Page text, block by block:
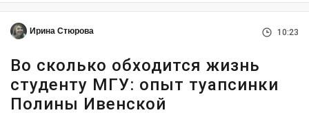
Ирина Стюрова 10:23
Во сколько обходится жизнь
студенту МГУ: опыт туапсинки
Полины Ивенской